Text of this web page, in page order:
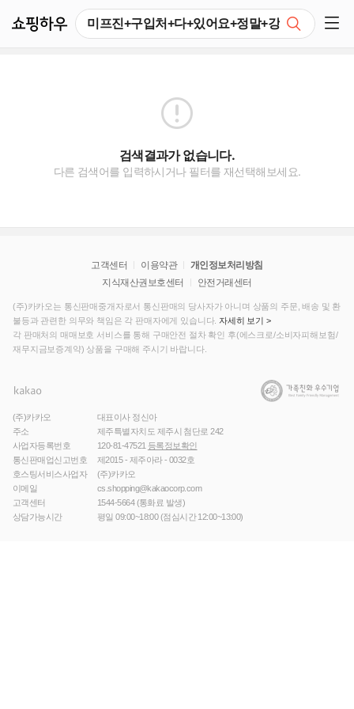
검색결과가 없습니다.
다른 검색어를 입력하시거나 필터를 재선택해보세요.
고객센터 이용약관
개인정보처리방침
지식재산권보호센터
안전거래센터
(주)카카오는 통신판매중개자로서 통신판매의 당사자가 아니며 상품의 주문, 배송 및 환
불등과 관련한 의무와 책임은 각 판매자에게 있습니다. 자세히 보기 >
각 판매처의 매매보호 서비스를 통해 구매안전 절차 확인 후(에스크로/소비자피해보험/
재무지금보증계약) 상품을 구매해 주시기 바랍니다.
(주)카카오
대표이사 정신아
주소
제주특별자치도 제주시 첨단로 242
사업자등록번호
120-81-47521 등록정보확인
통신판매업신고번호
제2015 - 제주아라 - 0032호
호스팅서비스사업자
(주)카카오
이메일
cs.shopping@kakaocorp.com
고객센터
1544-5664(통화료 발생)
상담가능시간
평일 09:00~18:00 (점심시간 12:00~13:00)